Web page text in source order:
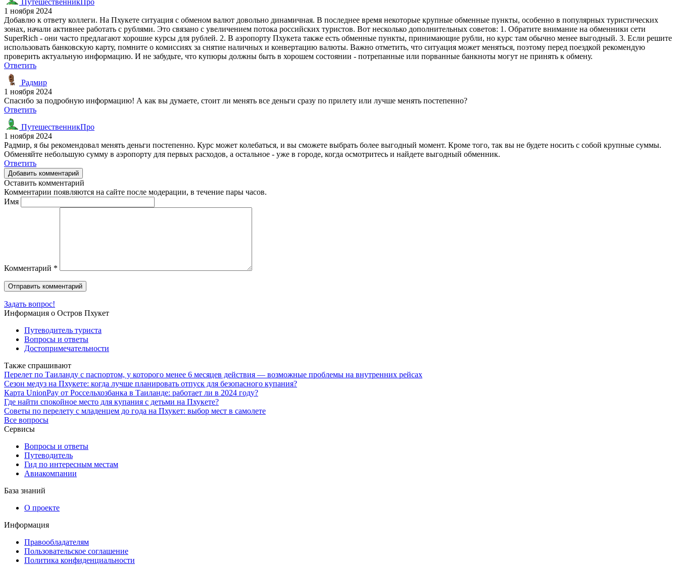
1 ноября 2024
Добавлю к ответу коллеги. На Пхукете ситуация с обменом валют довольно динамичная. В последнее время некоторые крупные обменные пункты, особенно в популярных туристических
зонах, начали активнее работать с рублями. Это связано с увеличением потока российских туристов. Вот несколько дополнительных советов: 1. Обратите внимание на обменники сети
SuperRich - они часто предлагают хорошие курсы для рублей. 2. В аэропорту Пхукета также есть обменные пункты, принимающие рубли, но курс там обычно менее выгодный. 3. Если решите
использовать банковскую карту, помните о комиссиях за снятие наличных и конвертацию валюты. Важно отметить, что ситуация может меняться, поэтому перед поездкой рекомендую
проверить актуальную информацию. И не забудьте, что купюры должны быть в хорошем состоянии - потрепанные или порванные банкноты могут не принять к обмену.
Ответить
Радмир
1 ноября 2024
Спасибо за подробную информацию! А как вы думаете, стоит ли менять все деньги сразу по прилету или лучше менять постепенно?
Ответить
ПутешественникПро
1 ноября 2024
Радмир, я бы рекомендовал менять деньги постепенно. Курс может колебаться, и вы сможете выбрать более выгодный момент. Кроме того, так вы не будете носить с собой крупные суммы.
Обменяйте небольшую сумму в аэропорту для первых расходов, а остальное - уже в городе, когда осмотритесь и найдете выгодный обменник.
Ответить
Добавить комментарий
Оставить комментарий
Комментарии появляются на сайте после модерации, в течение пары часов.
Имя
Комментарий *
Задать вопрос!
Информация о Остров Пхукет
Путеводитель туриста
Вопросы и ответы
Достопримечательности
Также спрашивают
Перелет по Таиланду с паспортом, у которого менее 6 месяцев действия — возможные проблемы на внутренних рейсах
Сезон медуз на Пхукете: когда лучше планировать отпуск для безопасного купания?
Карта UnionPay от Россельхозбанка в Таиланде: работает ли в 2024 году?
Где найти спокойное место для купания с детьми на Пхукете?
Советы по перелету с младенцем до года на Пхукет: выбор мест в самолете
Все вопросы
Сервисы
Вопросы и ответы
Путеводитель
Гид по интересным местам
Авиакомпании
База знаний
О проекте
Информация
Правообладателям
Пользовательское соглашение
Политика конфиденциальности